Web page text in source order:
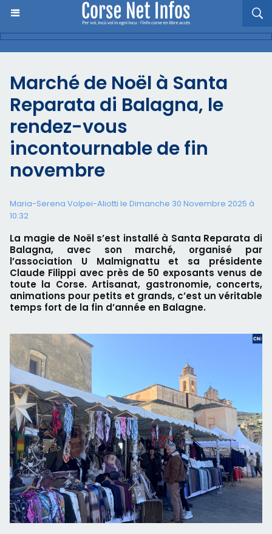
Marché de Noël à Santa
Reparata di Balagna, le
rendez-vous
incontournable de fin
novembre
Maria-Serena Volpei-Aliotti le Dimanche 30 Novembre 2025 à
10:32
La magie de Noël s’est installé à Santa Reparata di
Balagna, avec son marché, organisé par
l’association U Malmignattu et sa présidente
Claude Filippi avec près de 50 exposants venus de
toute la Corse. Artisanat, gastronomie, concerts,
animations pour petits et grands, c’est un véritable
temps fort de la fin d’année en Balagne.